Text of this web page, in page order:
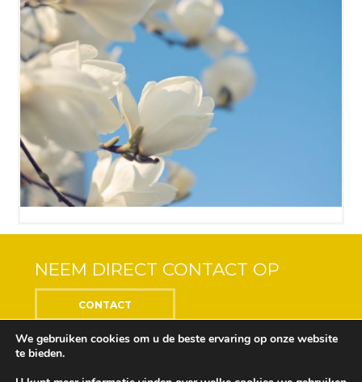
NEEM DIRECT CONTACT OP
CONTACT
We gebruiken cookies om u de beste ervaring op onze website
te bieden.